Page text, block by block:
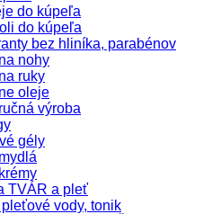
do kúpeľa
do kúpeľa
bez hliníka, parabénov
nohy
ruky
oleje
výroba
gély
TVÁR a pleť
vody, tonik